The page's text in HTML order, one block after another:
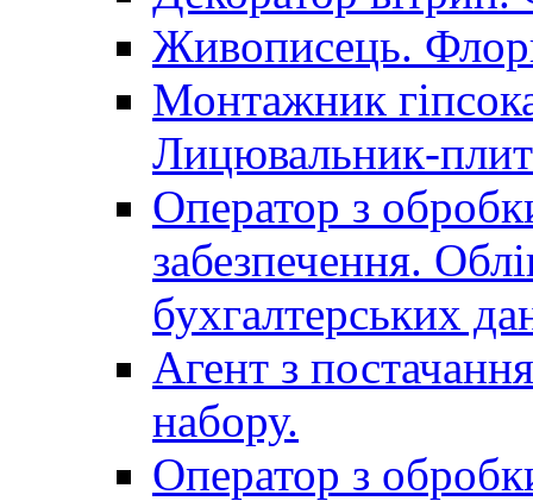
Живописець.
Монтажник
Лицювальник-
Оператор з
забезпечення.
бухгалтерських
Агент з
набору.
Оператор з